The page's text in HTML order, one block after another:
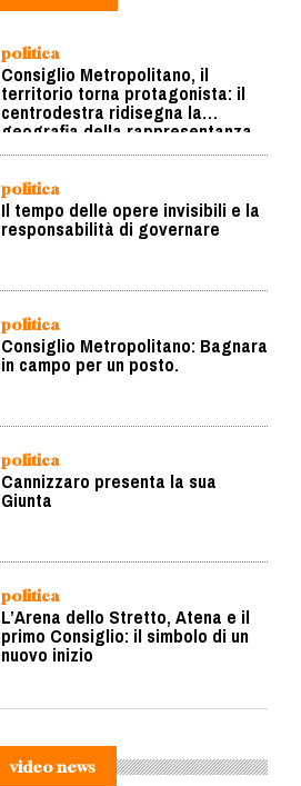
politica
Consiglio Metropolitano, il
territorio torna protagonista: il
centrodestra ridisegna la
geografia della rappresentanza
politica
Il tempo delle opere invisibili e la
responsabilità di governare
politica
Consiglio Metropolitano: Bagnara
in campo per un posto.
politica
Cannizzaro presenta la sua
Giunta
politica
L’Arena dello Stretto, Atena e il
primo Consiglio: il simbolo di un
nuovo inizio
video news